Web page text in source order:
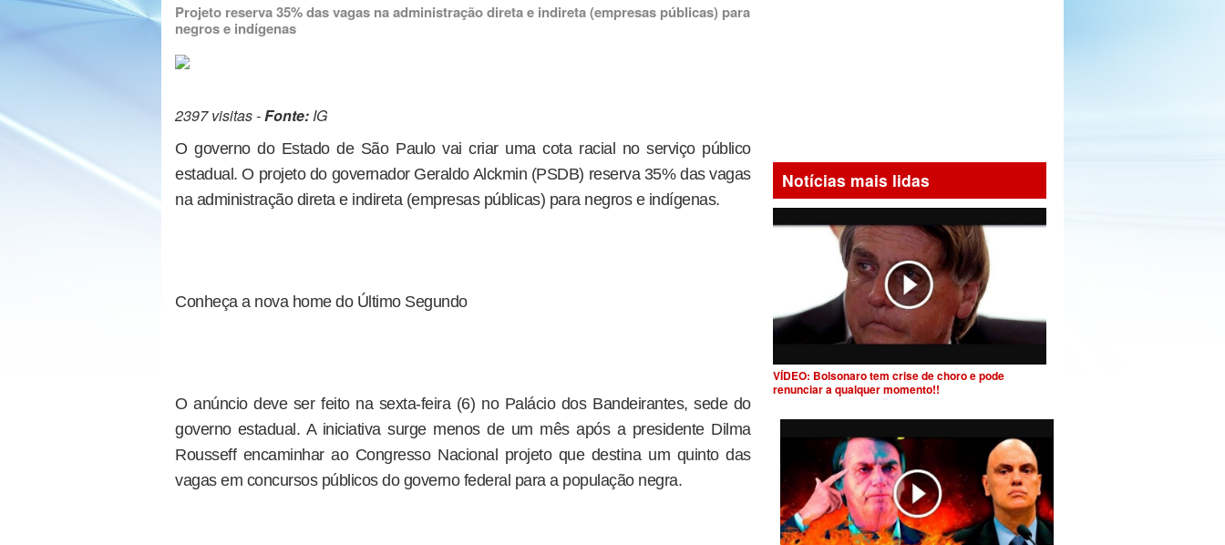
Projeto reserva 35% das vagas na administração direta e indireta (empresas públicas) para
negros e indígenas
2397 visitas -Fonte: IG
O governo do Estado de São Paulo vai criar uma cota racial no serviço público
estadual. O projeto do governador Geraldo Alckmin (PSDB) reserva 35% das vagas
na administração direta e indireta (empresas públicas) para negros e indígenas.
Conheça a nova home do Último Segundo
O anúncio deve ser feito na sexta-feira (6) no Palácio dos Bandeirantes, sede do
governo estadual. A iniciativa surge menos de um mês após a presidente Dilma
Rousseff encaminhar ao Congresso Nacional projeto que destina um quinto das
vagas em concursos públicos do governo federal para a população negra.
Notícias mais lidas
VÍDEO: Bolsonaro tem crise de choro e pode
renunciar a qualquer momento!!